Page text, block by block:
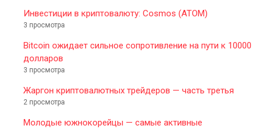
Инвестиции в криптовалюту: Cosmos (ATOM)
3 просмотра
Bitcoin ожидает сильное сопротивление на пути к 10000
долларов
3 просмотра
Жаргон криптовалютных трейдеров — часть третья
2 просмотра
Молодые южнокорейцы — самые активные